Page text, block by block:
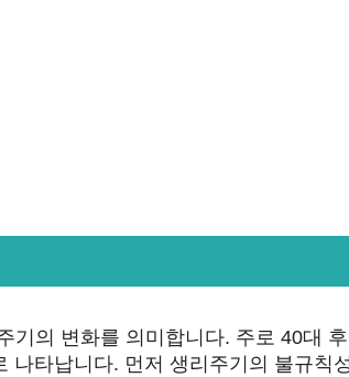
기의 변화를 의미합니다. 주로 40대
나타납니다. 먼저 생리주기의 불규칙